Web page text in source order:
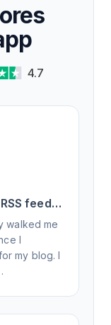
4.7
feed
walked me
I
my blog. I